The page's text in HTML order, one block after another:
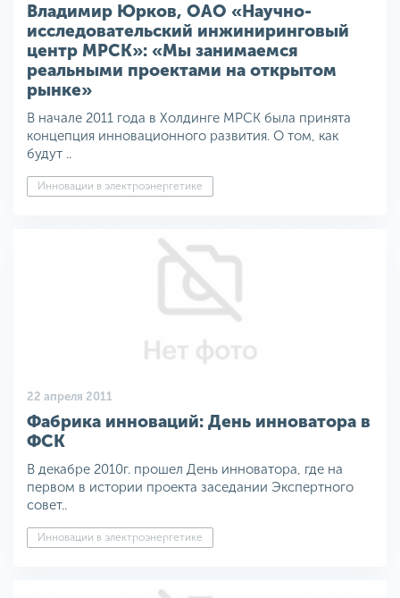
Владимир Юрков, ОАО «Научно-
исследовательский инжиниринговый
центр МРСК»: «Мы занимаемся
реальными проектами на открытом
рынке»
В начале 2011 года в Холдинге МРСК была принята
концепция инновационного развития. О том, как
будут ..
Инновации в электроэнергетике
22 апреля 2011
Фабрика инноваций: День инноватора в
ФСК
В декабре 2010г. прошел День инноватора, где на
первом в истории проекта заседании Экспертного
совет..
Инновации в электроэнергетике